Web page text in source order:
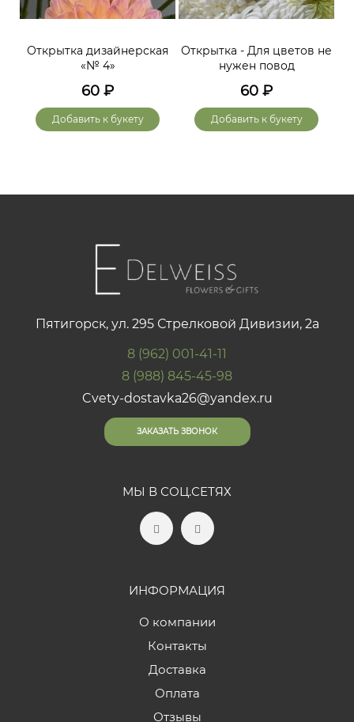
Открытка дизайнерская
«№ 4»
60 ₽
Добавить к букету
Открытка - Для цветов не
нужен повод
60 ₽
Добавить к букету
Пятигорск, ул. 295 Стрелковой Дивизии, 2а
8 (962) 001-41-11
8 (988) 845-45-98
Cvety-dostavka26@yandex.ru
ЗАКАЗАТЬ ЗВОНОК
МЫ В СОЦ.СЕТЯХ
ИНФОРМАЦИЯ
О компании
Контакты
Доставка
Оплата
Отзывы